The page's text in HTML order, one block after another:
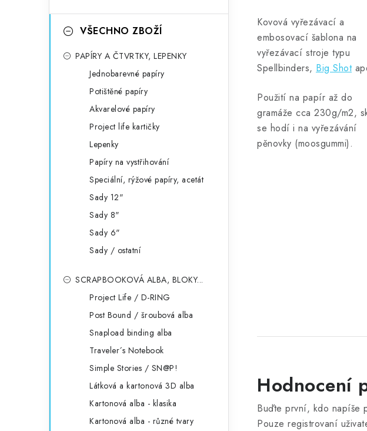
VŠECHNO ZBOŽÍ
PAPÍRY A ČTVRTKY, LEPENKY
Jednobarevné papíry
Potištěné papíry
Akvarelové papíry
Project life kartičky
Lepenky
Papíry na vystřihování
Speciální, rýžové papíry, acetát
Sady 12"
Sady 8"
Sady 6"
Sady / ostatní
SCRAPBOOKOVÁ ALBA, BLOKY...
Project Life / D-RING
Post Bound / šroubová alba
Snapload binding alba
Traveler´s Notebook
Simple Stories / SN@P!
Látková a kartonová 3D alba
Kartonová alba - klasika
Kartonová alba - různé tvary
Kovová vyřezávací a
embosovací šablona na
vyřezávací stroje typu
Spellbinders, Big Shot
Použití na papír až do
gramáže cca 230g/m2,
se hodí i na vyřezávání
pěnovky (moosgummi).
Hodnocení
Buďte první, kdo napíše
Pouze registrovaní